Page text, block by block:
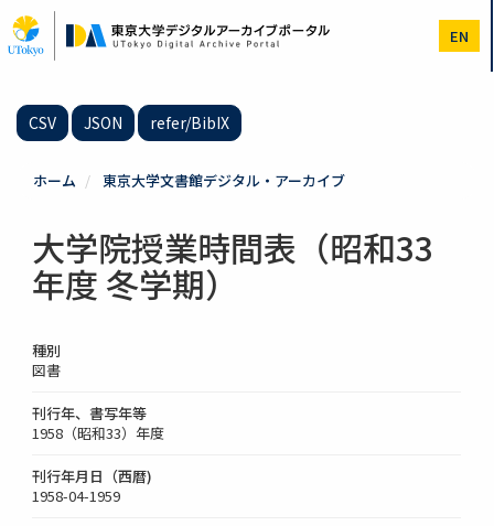
イ
ン
EN
CSV JSON refer/BibIX
ホーム 東京大学文書館デジタル・アーカイブ
大学院授業時間表（昭和33
年度 冬学期）
種別
図書
刊行年、書写年等
1958（昭和33）年度
刊行年月日（西暦)
1958-04-1959